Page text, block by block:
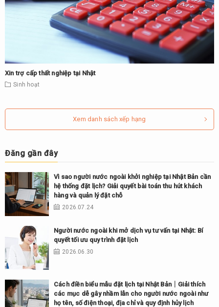
Xin trợ cấp thất nghiệp tại Nhật
Sinh hoạt
Xem danh sách xếp hạng
Đăng gần đây
Vì sao người nước ngoài khởi nghiệp tại Nhật Bản cần
hệ thống đặt lịch? Giải quyết bài toán thu hút khách
hàng và quản lý đặt chỗ
2026.07.24
Người nước ngoài khi mở dịch vụ tư vấn tại Nhật: Bí
quyết tối ưu quy trình đặt lịch
2026.06.30
Cách điền biểu mẫu đặt lịch tại Nhật Bản｜Giải thích
các mục dễ gây nhầm lẫn cho người nước ngoài như
họ tên, số điện thoại, địa chỉ và quy định hủy lịch